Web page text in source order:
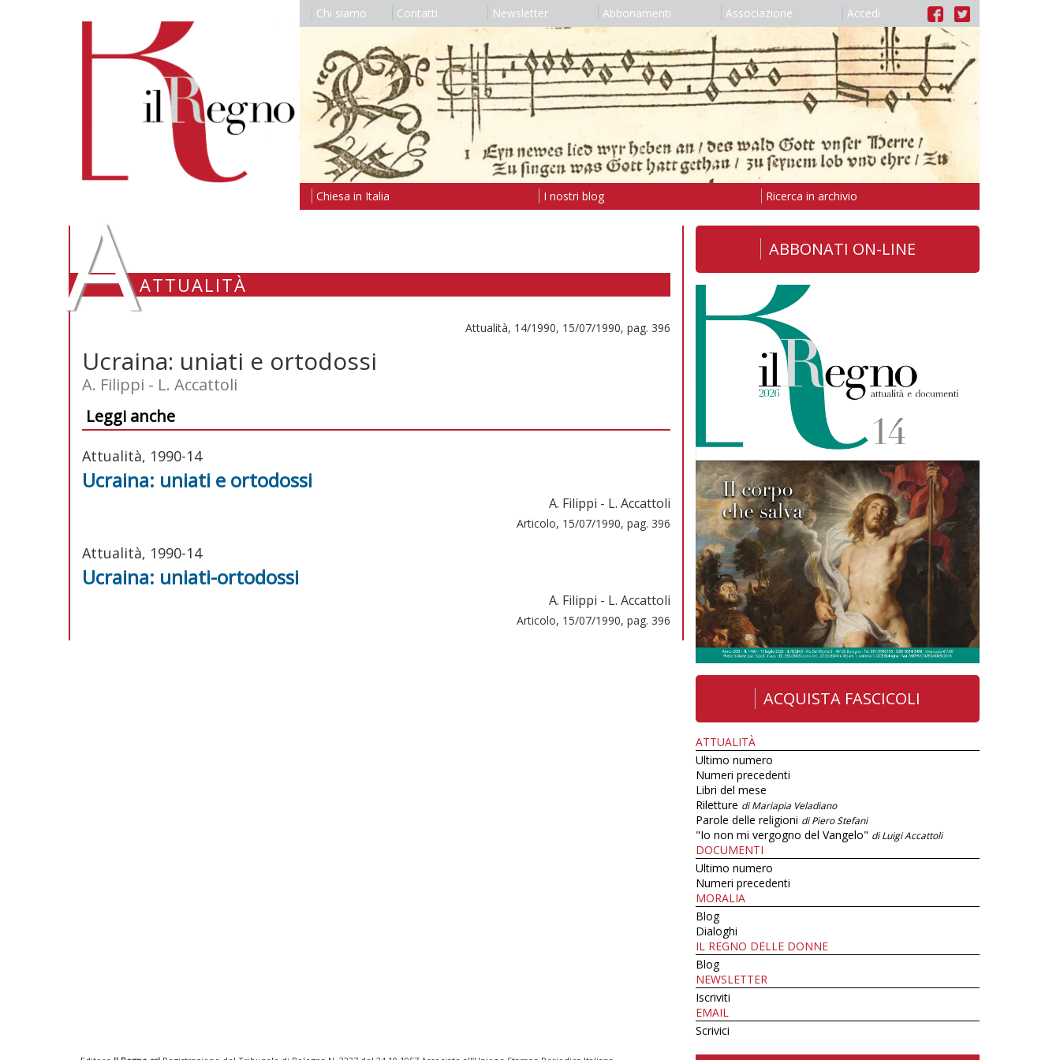
Chi siamo Contatti Newsletter Abbonamenti Associazione Accedi
Chiesa in Italia I nostri blog Ricerca in archivio
AATTUALITÀ
Attualità, 14/1990, 15/07/1990, pag. 396
Ucraina: uniati e ortodossi
A. Filippi - L. Accattoli
Leggi anche
Attualità, 1990-14
Ucraina: uniati e ortodossi
A. Filippi - L. Accattoli
Articolo, 15/07/1990, pag. 396
Attualità, 1990-14
Ucraina: uniati-ortodossi
A. Filippi - L. Accattoli
Articolo, 15/07/1990, pag. 396
ABBONATI ON-LINE
ACQUISTA FASCICOLI
ATTUALITÀ
Ultimo numero
Numeri precedenti
Libri del mese
Riletture di Mariapia Veladiano
Parole delle religioni di Piero Stefani
"Io non mi vergogno del Vangelo" di Luigi Accattoli
DOCUMENTI
Ultimo numero
Numeri precedenti
MORALIA
Blog
Dialoghi
IL REGNO DELLE DONNE
Blog
NEWSLETTER
Iscriviti
EMAIL
Scrivici